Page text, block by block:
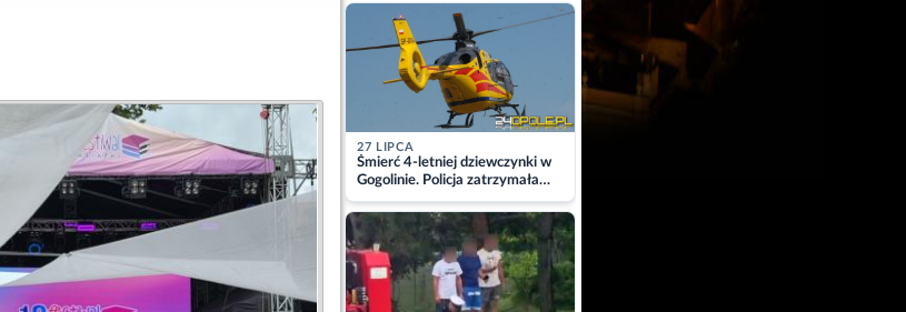
27 LIPCA
Śmierć 4-letniej dziewczynki w
Gogolinie. Policja zatrzymała
matkę